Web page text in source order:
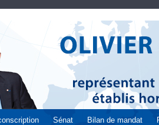
Sénat Bilan de mandat